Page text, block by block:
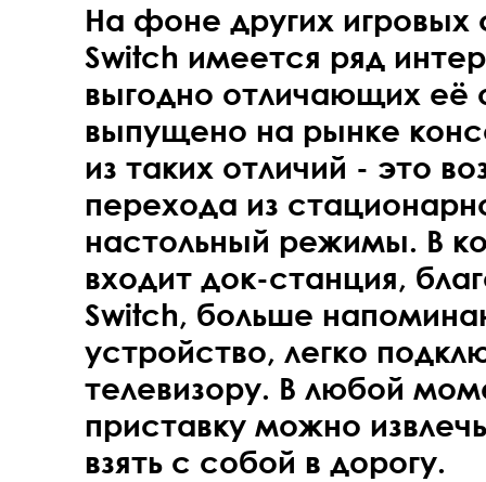
На фоне других игровых
Switch имеется ряд
выгодно отличающих её
выпущено на рынке
из таких отличий - это
перехода из
настольный режимы. В
входит док-станция,
Switch, больше
устройство, легко
телевизору. В любой
приставку можно
взять с собой в дорогу.